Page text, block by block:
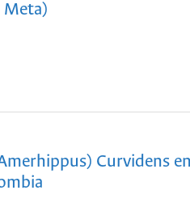
Meta)
Curvidens